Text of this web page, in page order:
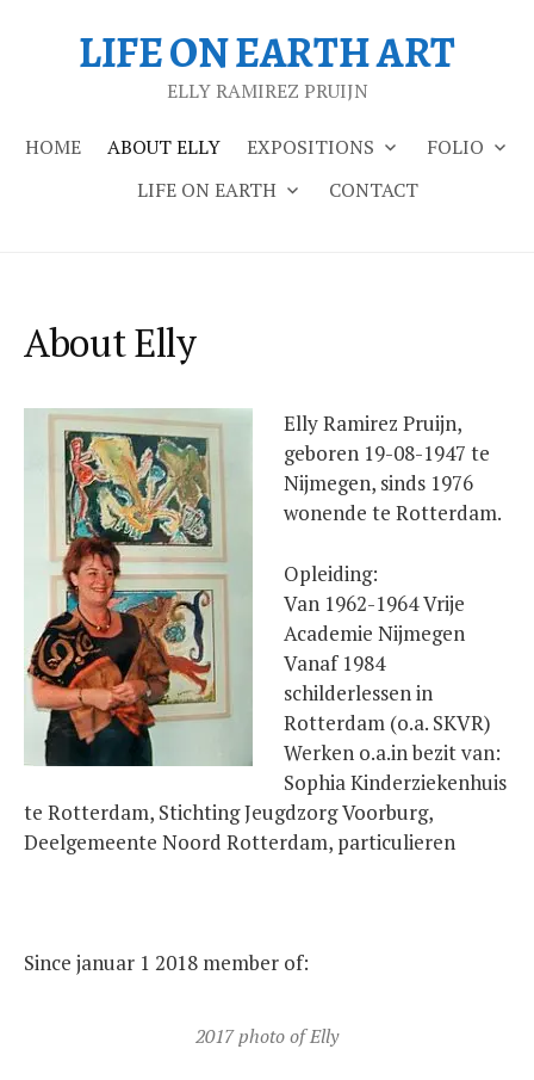
LIFE ON EARTH ART
ELLY RAMIREZ PRUIJN
HOME ABOUT ELLY EXPOSITIONS
FOLIO
LIFE ON EARTH
CONTACT
About Elly
Elly Ramirez Pruijn,
geboren 19-08-1947 te
Nijmegen, sinds 1976
wonende te Rotterdam.
Opleiding:
Van 1962-1964 Vrije
Academie Nijmegen
Vanaf 1984
schilderlessen in
Rotterdam (o.a. SKVR)
Werken o.a.in bezit van:
Sophia Kinderziekenhuis
te Rotterdam, Stichting Jeugdzorg Voorburg,
Deelgemeente Noord Rotterdam, particulieren
Since januar 1 2018 member of:
2017 photo of Elly